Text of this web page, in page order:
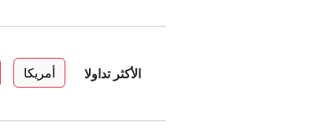
الأكثر تداولا أمريكا